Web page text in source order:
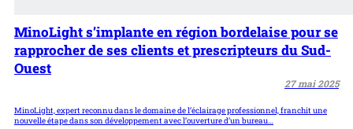
MinoLight s’implante en région bordelaise pour se
rapprocher de ses clients et prescripteurs du Sud-
Ouest
27 mai 2025
MinoLight, expert reconnu dans le domaine de l’éclairage professionnel, franchit une
nouvelle étape dans son développement avec l’ouverture d’un bureau…